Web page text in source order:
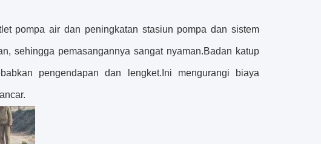
pompa air dan peningkatan stasiun pompa dan sistem
sehingga pemasangannya sangat nyaman.Badan katup
pengendapan dan lengket.Ini mengurangi biaya